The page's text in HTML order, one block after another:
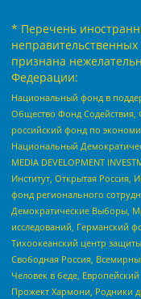
* Перечень
признана
Федерации:
Национальный фонд в
Общество Фонд
российский фонд по
Национальный
MEDIA DEVELOPMENT
Институт, Открытая Россия,
фонд регионального
Демократические Выборы,
исследований, Германский
Тихоокеанский центр
Свободная Россия,
Человек в беде,
Прожект Хармони, Родники